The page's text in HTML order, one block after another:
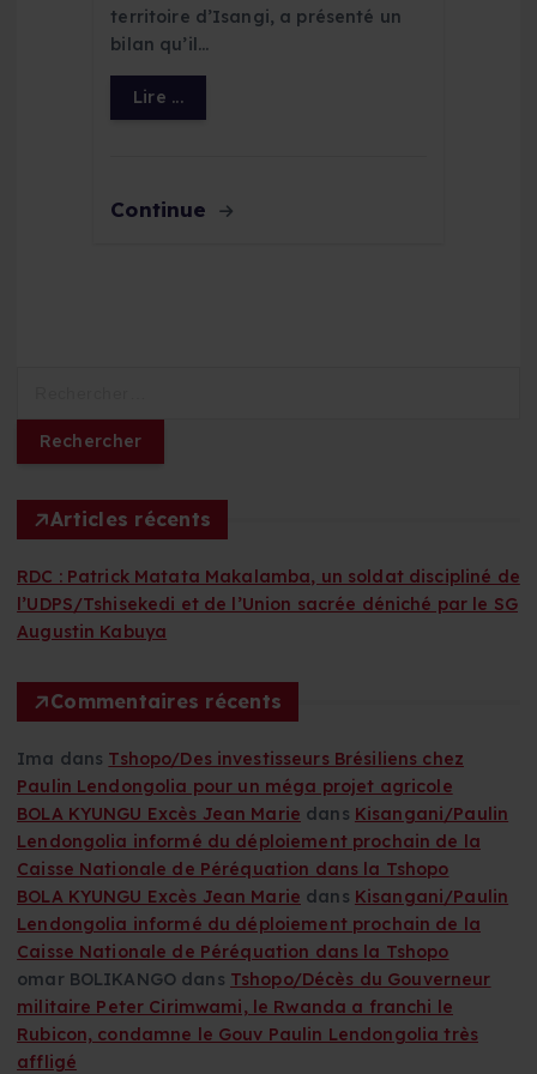
territoire d’Isangi, a présenté un
bilan qu’il…
Lire ...
Continue
h
c
h
e
r
:
Articles récents
RDC : Patrick Matata Makalamba, un soldat discipliné de
l’UDPS/Tshisekedi et de l’Union sacrée déniché par le SG
Augustin Kabuya
Commentaires récents
Ima dans Tshopo/Des investisseurs Brésiliens chez
Paulin Lendongolia pour un méga projet agricole
BOLA KYUNGU Excès Jean Marie dans Kisangani/Paulin
Lendongolia informé du déploiement prochain de la
Caisse Nationale de Péréquation dans la Tshopo
BOLA KYUNGU Excès Jean Marie dans Kisangani/Paulin
Lendongolia informé du déploiement prochain de la
Caisse Nationale de Péréquation dans la Tshopo
omar BOLIKANGO dans Tshopo/Décès du Gouverneur
militaire Peter Cirimwami, le Rwanda a franchi le
Rubicon, condamne le Gouv Paulin Lendongolia très
affligé